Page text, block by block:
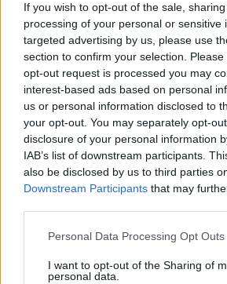
If you wish to opt-out of the sale,
processing of your personal or sensitive
targeted advertising by us, please use
section to confirm your selection.
opt-out request is processed you may
interest-based ads based on personal
us or personal information disclosed to
your opt-out. You may separately opt-
disclosure of your personal information
IAB’s list of downstream participants.
also be disclosed by us to third parties
Downstream Participants that may
Please note that this website/app uses
not limited to your visit or usage
Personal Data Processing Opt Outs
I want to opt-out of the Sharing of
personal data.
„A Hamasz és
célja csak az lehet,
mozgósítsa az arab
ellen, és letérjen a
tárgyalások útjáról”